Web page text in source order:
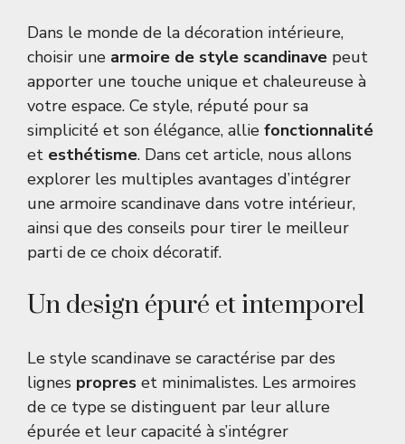
Dans le monde de la décoration intérieure,
choisir une armoire de style scandinave peut
apporter une touche unique et chaleureuse à
votre espace. Ce style, réputé pour sa
simplicité et son élégance, allie fonctionnalité
et esthétisme. Dans cet article, nous allons
explorer les multiples avantages d’intégrer
une armoire scandinave dans votre intérieur,
ainsi que des conseils pour tirer le meilleur
parti de ce choix décoratif.
Un design épuré et intemporel
Le style scandinave se caractérise par des
lignes propres et minimalistes. Les armoires
de ce type se distinguent par leur allure
épurée et leur capacité à s’intégrer